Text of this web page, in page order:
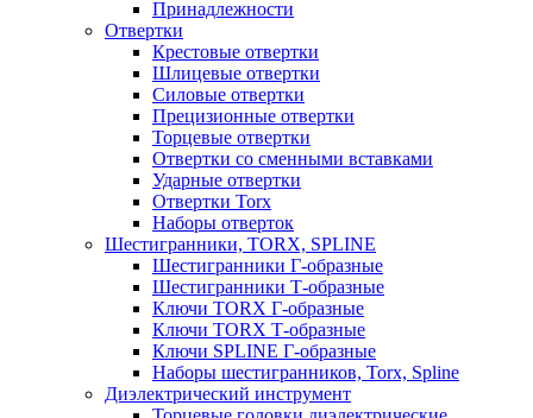
Принадлежности
Отвертки
Крестовые отвертки
Шлицевые отвертки
Силовые отвертки
Прецизионные отвертки
Торцевые отвертки
Отвертки со сменными вставками
Ударные отвертки
Отвертки Torx
Наборы отверток
Шестигранники, TORX, SPLINE
Шестигранники Г-образные
Шестигранники Т-образные
Ключи TORX Г-образные
Ключи TORX Т-образные
Ключи SPLINE Г-образные
Наборы шестигранников, Torx, Spline
Диэлектрический инструмент